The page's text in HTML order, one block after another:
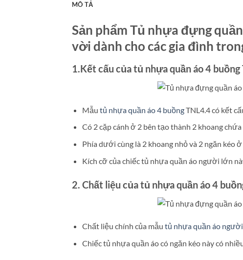
MÔ TẢ
Sản phẩm Tủ nhựa đựng
vời dành cho các gia đình
1.Kết cấu của tủ nhựa quần áo 4 buồng
Mẫu tủ nhựa quần áo 4 buồngTNL4.4 có kết
Có 2 cặp cánh ở 2 bên tạo thành 2 khoang
Phía dưới cùng là 2 khoang nhỏ và 2 ngăn kéo
Kích cỡ của chiếc tủ nhựa quần áo người lớn
2. Chất liệu của tủ nhựa quần áo 4
Chất liệu chính của mẫu tủ nhựa quần áo
Chiếc tủ nhựa quần áo có ngăn kéo này có